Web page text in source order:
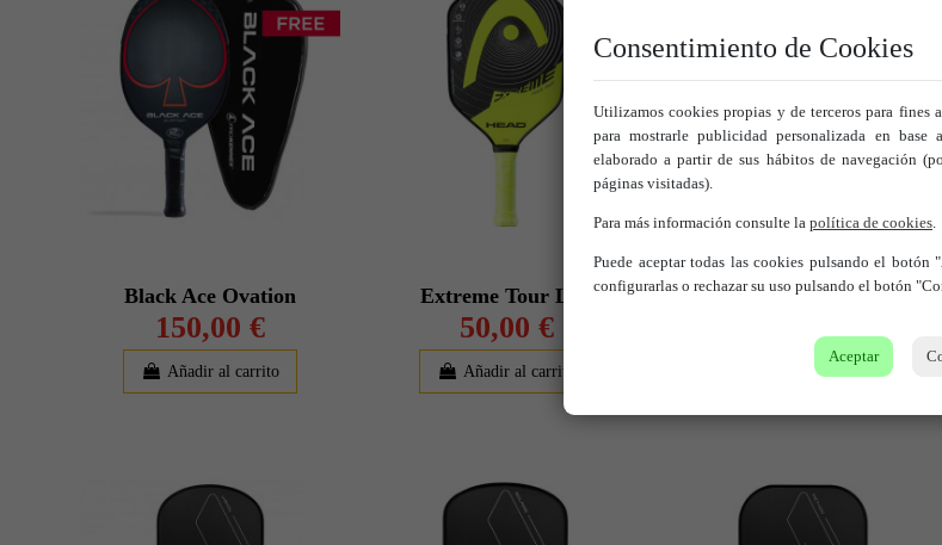
Black Ace Ovation
150,00 €
Añadir al carrito
Extreme Tour Lite
50,00 €
Añadir al carrito
Radical Tour CO
Añadir al carrito
Consentimiento de Cookies
Utilizamos cookies propias y de terceros para fines
para mostrarle publicidad personalizada en base
elaborado a partir de sus hábitos de navegación
páginas visitadas).
Para más información consulte la política de cookies
Puede aceptar todas las cookies pulsando el botón
configurarlas o rechazar su uso pulsando el botón
Aceptar